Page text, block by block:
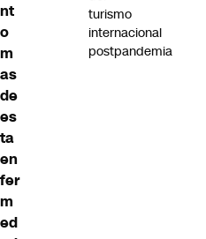
nt
o
m
as
de
es
ta
en
fer
m
ed
turismo
internacional
postpandemia